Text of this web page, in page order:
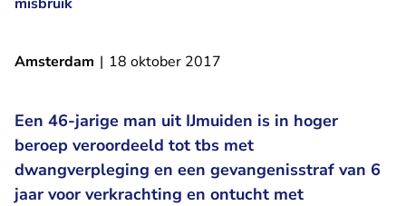
Amsterdam | 18 oktober 2017
Een 46-jarige man uit IJmuiden is in hoger
beroep veroordeeld tot tbs met
dwangverpleging en een gevangenisstraf van 6
jaar voor verkrachting en ontucht met